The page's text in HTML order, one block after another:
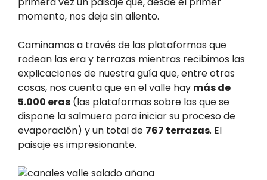
momento, nos deja sin aliento.
Caminamos a través de las plataformas que
rodean las era y terrazas mientras recibimos las
explicaciones de nuestra guía que, entre otras
cosas, nos cuenta que en el valle hay más de
5.000 eras (las plataformas sobre las que se
dispone la salmuera para iniciar su proceso de
evaporación) y un total de 767 terrazas. El
paisaje es impresionante.